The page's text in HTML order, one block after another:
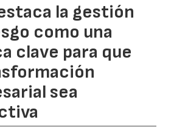
la gestión
como una
clave para que
sea